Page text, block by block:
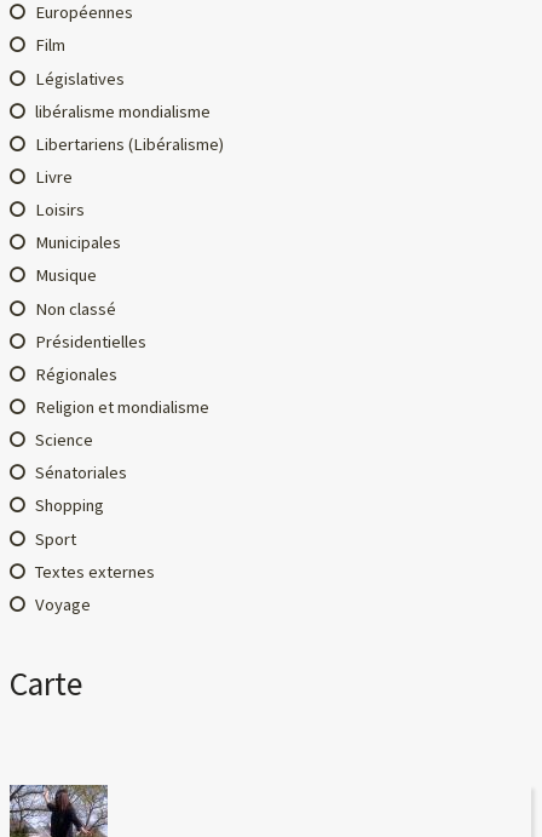
Européennes
Film
Législatives
libéralisme mondialisme
Libertariens (Libéralisme)
Livre
Loisirs
Municipales
Musique
Non classé
Présidentielles
Régionales
Religion et mondialisme
Science
Sénatoriales
Shopping
Sport
Textes externes
Voyage
Carte